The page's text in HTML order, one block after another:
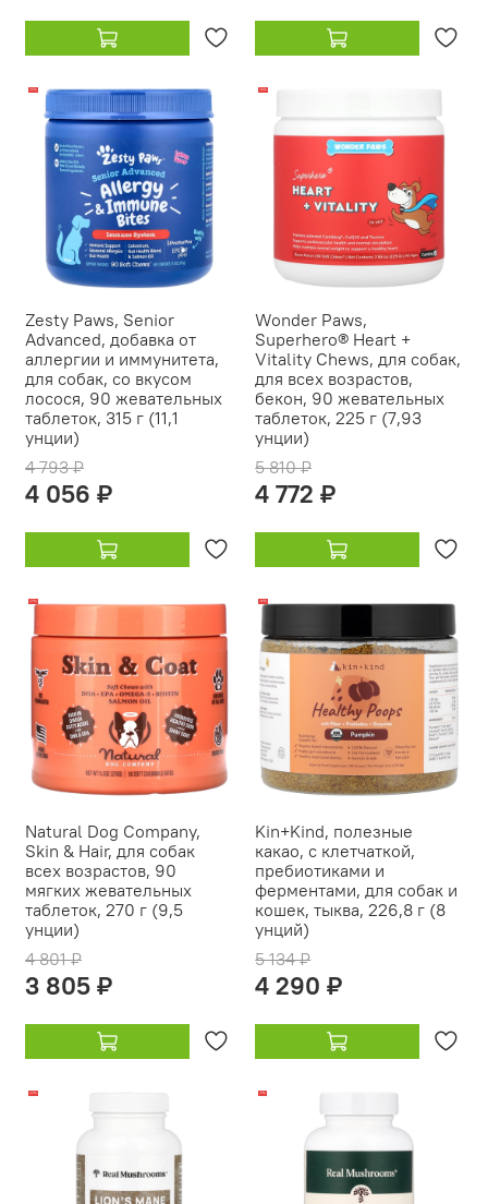
-15%
Zesty Paws, Senior
Advanced, добавка от
аллергии и иммунитета,
для собак, со вкусом
лосося, 90 жевательных
таблеток, 315 г (11,1
унции)
4 793 ₽
4 056 ₽
-18%
Wonder Paws,
Superhero® Heart +
Vitality Chews, для собак,
для всех возрастов,
бекон, 90 жевательных
таблеток, 225 г (7,93
унции)
5 810 ₽
4 772 ₽
-21%
Natural Dog Company,
Skin & Hair, для собак
всех возрастов, 90
мягких жевательных
таблеток, 270 г (9,5
унции)
4 801 ₽
3 805 ₽
-16%
Kin+Kind, полезные
какао, с клетчаткой,
пребиотиками и
ферментами, для собак и
кошек, тыква, 226,8 г (8
унций)
5 134 ₽
4 290 ₽
-21% -17%